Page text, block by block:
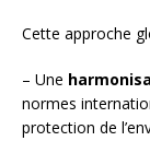
Cette approche
– Une
normes
protection de